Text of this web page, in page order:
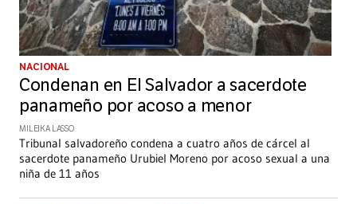
NACIONAL
Condenan en El Salvador a sacerdote
panameño por acoso a menor
MILEIKA LASSO
Tribunal salvadoreño condena a cuatro años de cárcel al
sacerdote panameño Urubiel Moreno por acoso sexual a una
niña de 11 años